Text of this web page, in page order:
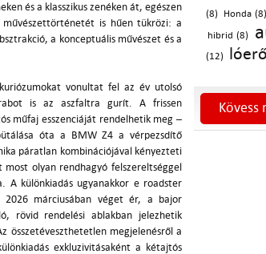
és a klasszikus zenéken át, egészen
is hűen tükrözi: a
a konceptuális művészet és a
vonultat fel az év utolsó
is az aszfaltra gurít. A frissen
műfaj esszenciáját rendelhetik meg –
óta a BMW Z4 a vérpezsdítő
páratlan kombinációjával kényezteti
olyan rendhagyó felszereltséggel
különkiadás ugyanakkor e roadster
2026 márciusában véget ér, a bajor
rövid rendelési ablakban jelezhetik
összetéveszthetetlen megjelenésről a
exkluzivitásaként a kétajtós
(8)
Honda (8)
hibrid (8)
(12)
Kövess